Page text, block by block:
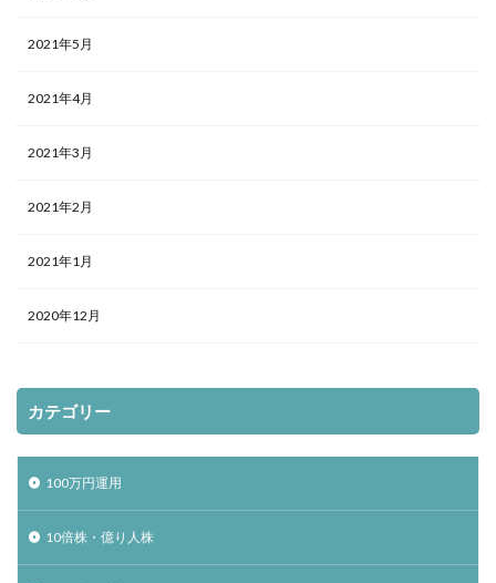
2021年5月
2021年4月
2021年3月
2021年2月
2021年1月
2020年12月
カテゴリー
100万円運用
10倍株・億り人株